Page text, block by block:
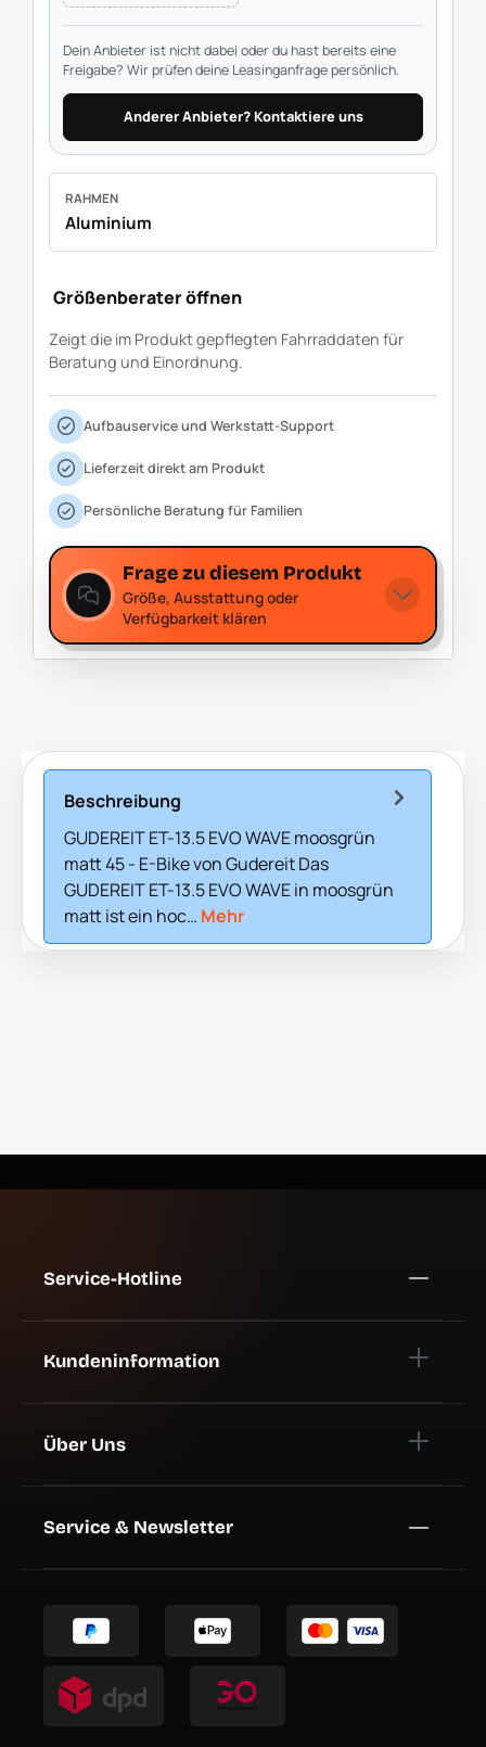
Dein Anbieter ist nicht dabei oder du hast bereits eine
Freigabe? Wir prüfen deine Leasinganfrage persönlich.
Anderer Anbieter? Kontaktiere uns
RAHMEN
Aluminium
Größenberater öffnen
Zeigt die im Produkt gepflegten Fahrraddaten für
Beratung und Einordnung.
Aufbauservice und Werkstatt-Support
Lieferzeit direkt am Produkt
Persönliche Beratung für Familien
Frage zu diesem Produkt
Größe, Ausstattung oder
Verfügbarkeit klären
Beschreibung
GUDEREIT ET-13.5 EVO WAVE moosgrün
matt 45 - E-Bike von Gudereit Das
GUDEREIT ET-13.5 EVO WAVE in moosgrün
matt ist ein hoc… Mehr
Service-Hotline
Kundeninformation
Über Uns
Service & Newsletter